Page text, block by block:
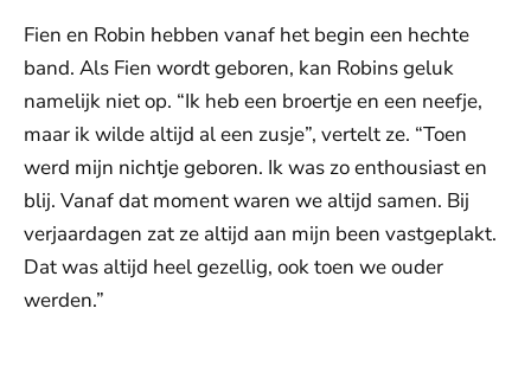
Fien en Robin hebben vanaf het begin een hechte
band. Als Fien wordt geboren, kan Robins geluk
namelijk niet op. “Ik heb een broertje en een neefje,
maar ik wilde altijd al een zusje”, vertelt ze. “Toen
werd mijn nichtje geboren. Ik was zo enthousiast en
blij. Vanaf dat moment waren we altijd samen. Bij
verjaardagen zat ze altijd aan mijn been vastgeplakt.
Dat was altijd heel gezellig, ook toen we ouder
werden.”